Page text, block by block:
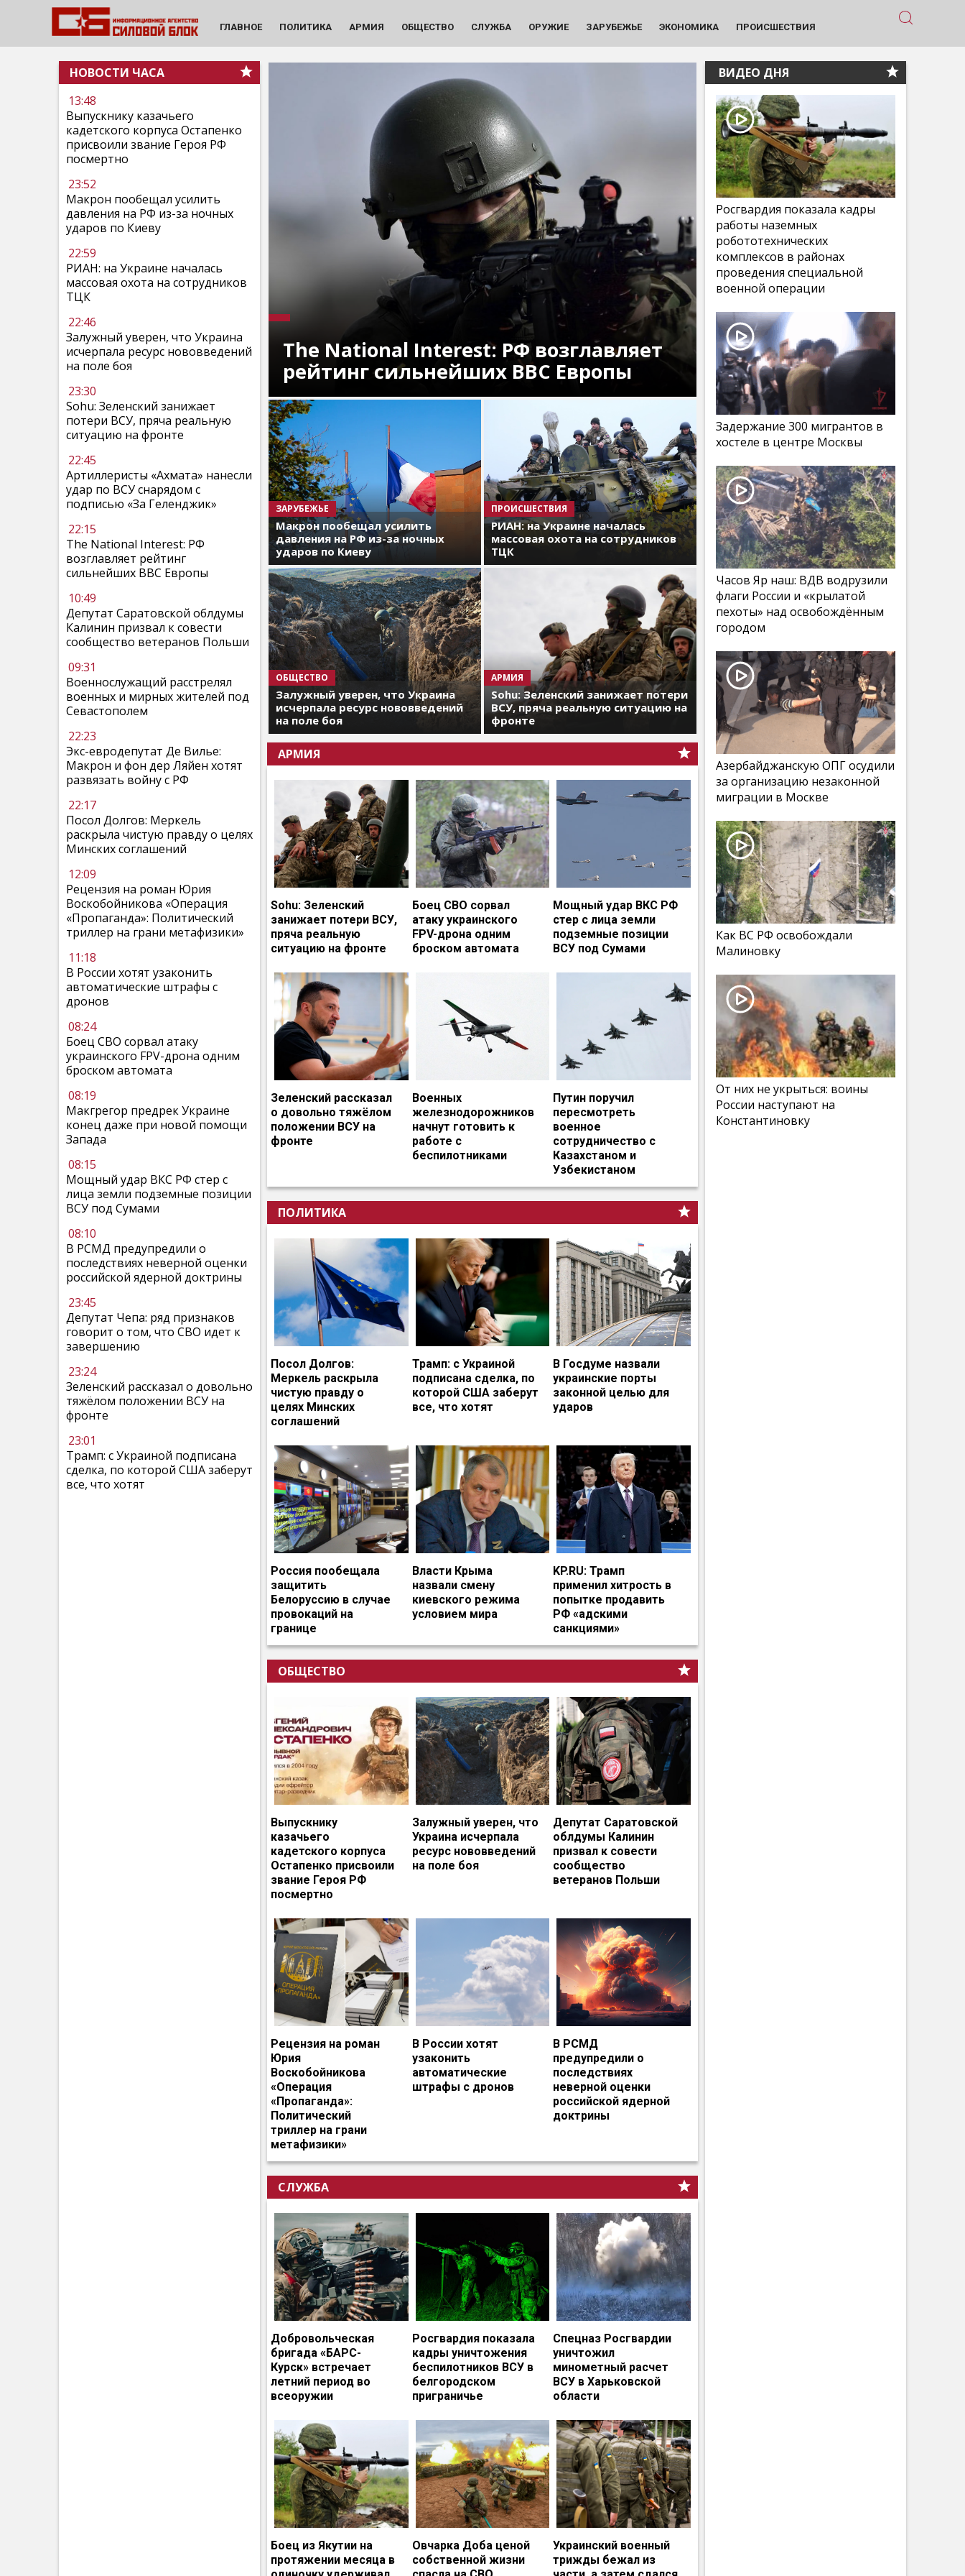
ГЛАВНОЕ ПОЛИТИКА АРМИЯ ОБЩЕСТВО СЛУЖБА ОРУЖИЕ ЗАРУБЕЖЬЕ ЭКОНОМИКА ПРОИСШЕСТВИЯ
НОВОСТИ ЧАСА
13:48
Выпускнику казачьего
кадетского корпуса Остапенко
присвоили звание Героя РФ
посмертно
23:52
Макрон пообещал усилить
давления на РФ из-за ночных
ударов по Киеву
22:59
РИАН: на Украине началась
массовая охота на сотрудников
ТЦК
22:46
Залужный уверен, что Украина
исчерпала ресурс нововведений
на поле боя
23:30
Sohu: Зеленский занижает
потери ВСУ, пряча реальную
ситуацию на фронте
22:45
Артиллеристы «Ахмата» нанесли
удар по ВСУ снарядом с
подписью «За Геленджик»
22:15
The National Interest: РФ
возглавляет рейтинг
сильнейших ВВС Европы
10:49
Депутат Саратовской облдумы
Калинин призвал к совести
сообщество ветеранов Польши
09:31
Военнослужащий расстрелял
военных и мирных жителей под
Севастополем
22:23
Экс-евродепутат Де Вилье:
Макрон и фон дер Ляйен хотят
развязать войну с РФ
22:17
Посол Долгов: Меркель
раскрыла чистую правду о целях
Минских соглашений
12:09
Рецензия на роман Юрия
Воскобойникова «Операция
«Пропаганда»: Политический
триллер на грани метафизики»
11:18
В России хотят узаконить
автоматические штрафы с
дронов
08:24
Боец СВО сорвал атаку
украинского FPV-дрона одним
броском автомата
08:19
Макгрегор предрек Украине
конец даже при новой помощи
Запада
08:15
Мощный удар ВКС РФ стер с
лица земли подземные позиции
ВСУ под Сумами
08:10
В РСМД предупредили о
последствиях неверной оценки
российской ядерной доктрины
23:45
Депутат Чепа: ряд признаков
говорит о том, что СВО идет к
завершению
23:24
Зеленский рассказал о довольно
тяжёлом положении ВСУ на
фронте
23:01
Трамп: с Украиной подписана
сделка, по которой США заберут
все, что хотят
The National Interest: РФ возглавляет
рейтинг сильнейших ВВС Европы
ЗАРУБЕЖЬЕ
Макрон пообещал усилить
давления на РФ из-за ночных
ударов по Киеву
ПРОИСШЕСТВИЯ
РИАН: на Украине началась
массовая охота на сотрудников
ТЦК
ОБЩЕСТВО
Залужный уверен, что Украина
исчерпала ресурс нововведений
на поле боя
АРМИЯ
Sohu: Зеленский занижает потери
ВСУ, пряча реальную ситуацию на
фронте
АРМИЯ
Sohu: Зеленский
занижает потери ВСУ,
пряча реальную
ситуацию на фронте
Боец СВО сорвал
атаку украинского
FPV-дрона одним
броском автомата
Мощный удар ВКС РФ
стер с лица земли
подземные позиции
ВСУ под Сумами
Зеленский рассказал
о довольно тяжёлом
положении ВСУ на
фронте
Военных
железнодорожников
начнут готовить к
работе с
беспилотниками
Путин поручил
пересмотреть
военное
сотрудничество с
Казахстаном и
Узбекистаном
ПОЛИТИКА
Посол Долгов:
Меркель раскрыла
чистую правду о
целях Минских
соглашений
Трамп: с Украиной
подписана сделка, по
которой США заберут
все, что хотят
В Госдуме назвали
украинские порты
законной целью для
ударов
Россия пообещала
защитить
Белоруссию в случае
провокаций на
границе
Власти Крыма
назвали смену
киевского режима
условием мира
KP.RU: Трамп
применил хитрость в
попытке продавить
РФ «адскими
санкциями»
ОБЩЕСТВО
Выпускнику
казачьего
кадетского корпуса
Остапенко присвоили
звание Героя РФ
посмертно
Залужный уверен, что
Украина исчерпала
ресурс нововведений
на поле боя
Депутат Саратовской
облдумы Калинин
призвал к совести
сообщество
ветеранов Польши
Рецензия на роман
Юрия
Воскобойникова
«Операция
«Пропаганда»:
Политический
триллер на грани
метафизики»
В России хотят
узаконить
автоматические
штрафы с дронов
В РСМД
предупредили о
последствиях
неверной оценки
российской ядерной
доктрины
СЛУЖБА
Добровольческая
бригада «БАРС-
Курск» встречает
летний период во
всеоружии
Росгвардия показала
кадры уничтожения
беспилотников ВСУ в
белгородском
приграничье
Спецназ Росгвардии
уничтожил
минометный расчет
ВСУ в Харьковской
области
Боец из Якутии на
протяжении месяца в
Овчарка Доба ценой
собственной жизни
Украинский военный
трижды бежал из
ВИДЕО ДНЯ
Росгвардия показала кадры
работы наземных
робототехнических
комплексов в районах
проведения специальной
военной операции
Задержание 300 мигрантов в
хостеле в центре Москвы
Часов Яр наш: ВДВ водрузили
флаги России и «крылатой
пехоты» над освобождённым
городом
Азербайджанскую ОПГ осудили
за организацию незаконной
миграции в Москве
Как ВС РФ освобождали
Малиновку
От них не укрыться: воины
России наступают на
Константиновку